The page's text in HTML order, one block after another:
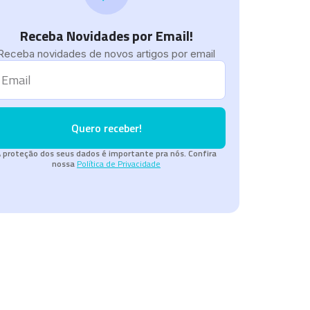
Receba Novidades por Email!
novidades de novos artigos por email
Quero receber!
proteção dos seus dados é importante pra nós. Confira
nossa Política de Privacidade